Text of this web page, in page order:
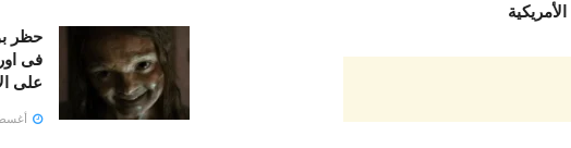
الأمريكية
فى
على
أغسطس